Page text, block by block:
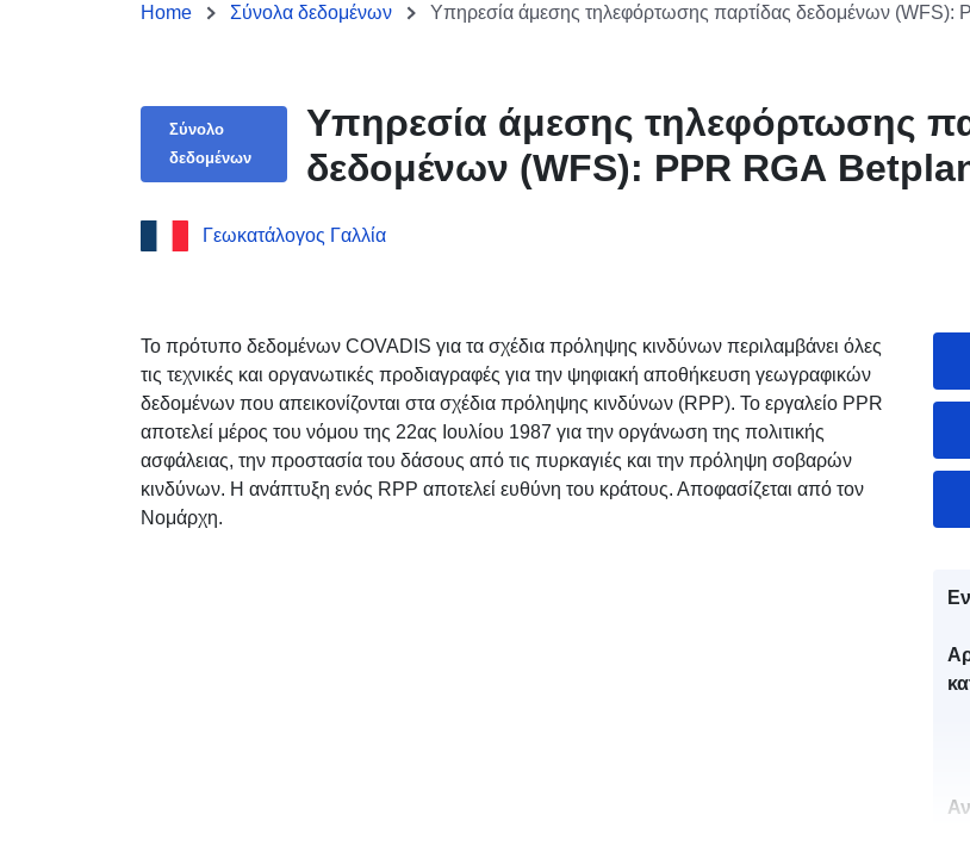
Home Σύνολα δεδομένων
Σύνολο
δεδομένων
Υπηρεσία άμεσης τηλεφόρτωσης
δεδομένων (WFS): PPR RGA
Γεωκατάλογος Γαλλία
Το πρότυπο δεδομένων COVADIS για τα σχέδια πρόληψης κινδύνων περιλαμβάνει όλες
τις τεχνικές και οργανωτικές προδιαγραφές για την ψηφιακή αποθήκευση γεωγραφικών
δεδομένων που απεικονίζονται στα σχέδια πρόληψης κινδύνων (RPP). Το εργαλείο PPR
αποτελεί μέρος του νόμου της 22ας Ιουλίου 1987 για την οργάνωση της πολιτικής
ασφάλειας, την προστασία του δάσους από τις πυρκαγιές και την πρόληψη σοβαρών
κινδύνων. Η ανάπτυξη ενός RPP αποτελεί ευθύνη του κράτους. Αποφασίζεται από τον
Νομάρχη.